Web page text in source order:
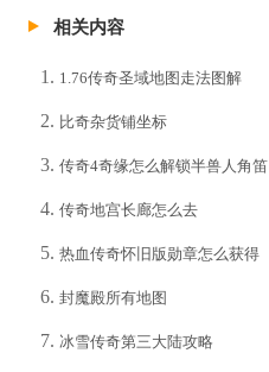
相关内容
1.76传奇圣域地图走法图解
比奇杂货铺坐标
传奇4奇缘怎么解锁半兽人角笛
传奇地宫长廊怎么去
热血传奇怀旧版勋章怎么获得
封魔殿所有地图
冰雪传奇第三大陆攻略